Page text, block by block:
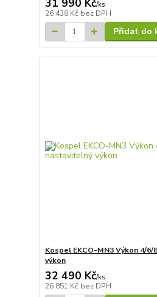
31 990 Kč/ks
26 438 Kč bez DPH
Přidat do
Kospel EKCO-MN3 Výkon 4/
výkon
32 490 Kč/ks
26 851 Kč bez DPH